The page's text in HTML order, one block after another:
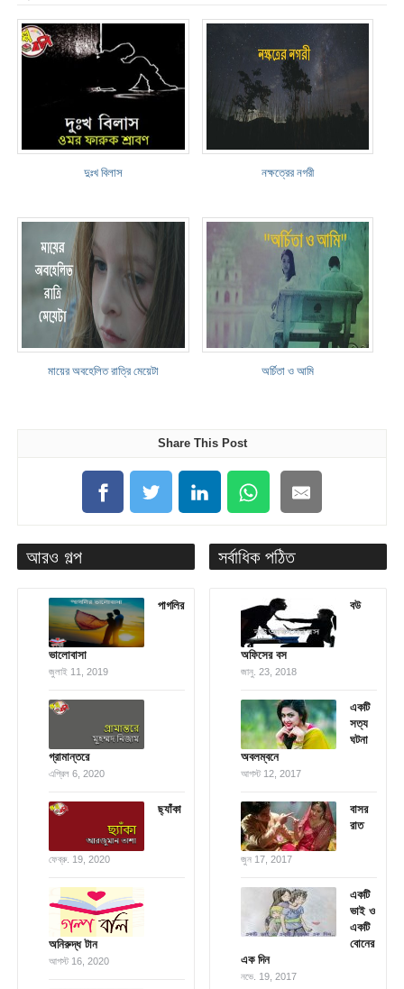
দুঃখ বিলাস নক্ষত্রের নগরী
মায়ের অবহেলিত রাত্রি মেয়েটা অর্চিতা ও আমি
Share This Post
আরও গল্প
পাগলির
ভালোবাসা
জুলাই 11, 2019
গ্রামান্তরে
এপ্রিল 6, 2020
ছ্যাঁকা
ফেব্রু. 19, 2020
অনিরুদ্ধ টান
আগস্ট 16, 2020
সর্বাধিক পঠিত
বউ
অফিসের বস
জানু. 23, 2018
একটি
সত্য
ঘটনা
অবলম্বনে
আগস্ট 12, 2017
বাসর
রাত
জুন 17, 2017
একটি
ভাই ও
একটি
বোনের
এক দিন
নভে. 19, 2017